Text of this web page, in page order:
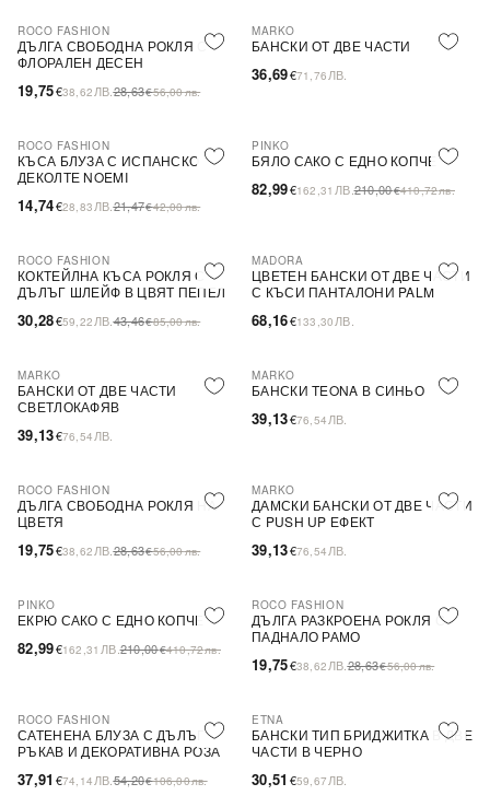
-31%
ROCO FASHION
ДЪЛГА СВОБОДНА РОКЛЯ С
ФЛОРАЛЕН ДЕСЕН
19,75€38,62 ЛВ.28,63€56,00лв.
MARKO
БАНСКИ ОТ ДВЕ ЧАСТИ
36,69€71,76 ЛВ.
-31%
ROCO FASHION
КЪСА БЛУЗА С ИСПАНСКО
ДЕКОЛТЕ NOEMI
14,74€28,83 ЛВ.21,47€42,00лв.
-60%
PINKO
БЯЛО САКО С ЕДНО КОПЧЕ
82,99€162,31 ЛВ.210,00€410,72лв.
-30%
ROCO FASHION
КОКТЕЙЛНА КЪСА РОКЛЯ С
ДЪЛЪГ ШЛЕЙФ В ЦВЯТ ПЕПЕЛ
30,28€59,22 ЛВ.43,46€85,00лв.
MADORA
ЦВЕТЕН БАНСКИ ОТ ДВЕ ЧАСТИ
С КЪСИ ПАНТАЛОНИ PALM
68,16€133,30 ЛВ.
MARKO
БАНСКИ ОТ ДВЕ ЧАСТИ
СВЕТЛОКАФЯВ
39,13€76,54 ЛВ.
MARKO
БАНСКИ TEONA В СИНЬО
39,13€76,54 ЛВ.
-31%
ROCO FASHION
ДЪЛГА СВОБОДНА РОКЛЯ НА
ЦВЕТЯ
19,75€38,62 ЛВ.28,63€56,00лв.
MARKO
ДАМСКИ БАНСКИ ОТ ДВЕ ЧАСТИ
С PUSH UP ЕФЕКТ
39,13€76,54 ЛВ.
-60%
PINKO
ЕКРЮ САКО С ЕДНО КОПЧЕ
82,99€162,31 ЛВ.210,00€410,72лв.
-31%
ROCO FASHION
ДЪЛГА РАЗКРОЕНА РОКЛЯ С
ПАДНАЛО РАМО
19,75€38,62 ЛВ.28,63€56,00лв.
-30%
ROCO FASHION
САТЕНЕНА БЛУЗА С ДЪЛЪГ
РЪКАВ И ДЕКОРАТИВНА РОЗА
37,91 €74,14 ЛВ.54,20€106,00лв.
ETNA
БАНСКИ ТИП БРИДЖИТКА В ДВЕ
ЧАСТИ В ЧЕРНО
30,51 €59,67 ЛВ.